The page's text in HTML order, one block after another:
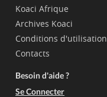
Koaci Afrique
Archives Koaci
Conditions d'utilisation
Contacts
Besoin d'aide ?
Se Connecter